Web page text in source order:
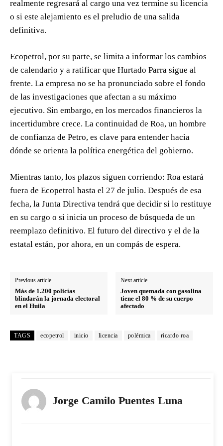
realmente regresará al cargo una vez termine su licencia
o si este alejamiento es el preludio de una salida
definitiva.
Ecopetrol, por su parte, se limita a informar los cambios
de calendario y a ratificar que Hurtado Parra sigue al
frente. La empresa no se ha pronunciado sobre el fondo
de las investigaciones que afectan a su máximo
ejecutivo. Sin embargo, en los mercados financieros la
incertidumbre crece. La continuidad de Roa, un hombre
de confianza de Petro, es clave para entender hacia
dónde se orienta la política energética del gobierno.
Mientras tanto, los plazos siguen corriendo: Roa estará
fuera de Ecopetrol hasta el 27 de julio. Después de esa
fecha, la Junta Directiva tendrá que decidir si lo restituye
en su cargo o si inicia un proceso de búsqueda de un
reemplazo definitivo. El futuro del directivo y el de la
estatal están, por ahora, en un compás de espera.
Previous article
Más de 1.200 policías
blindarán la jornada electoral
en el Huila
Next article
Joven quemada con gasolina
tiene el 80 % de su cuerpo
afectado
TAGS ecopetrol inicio licencia polémica ricardo roa
Jorge Camilo Puentes Luna